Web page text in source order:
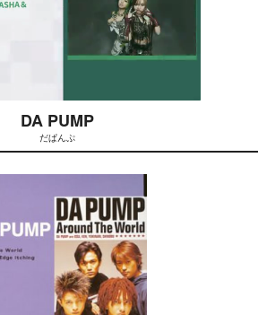
M
e
DA PUMP
だぱんぷ